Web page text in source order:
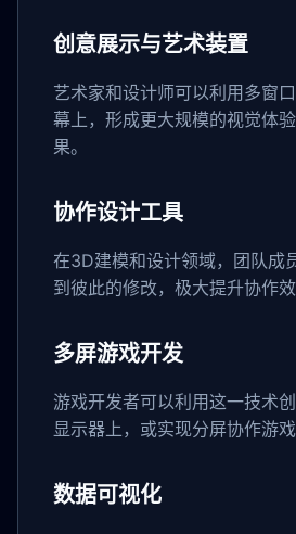
创意展示与艺术装置
艺术家和设计师可以利用多窗
幕上，形成更大规模的视觉体
果。
协作设计工具
在3D建模和设计领域，团队成
到彼此的修改，极大提升协作效
多屏游戏开发
游戏开发者可以利用这一技术
显示器上，或实现分屏协作游戏
数据可视化